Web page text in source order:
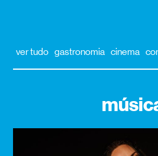
ver tudo gastronomia cinema